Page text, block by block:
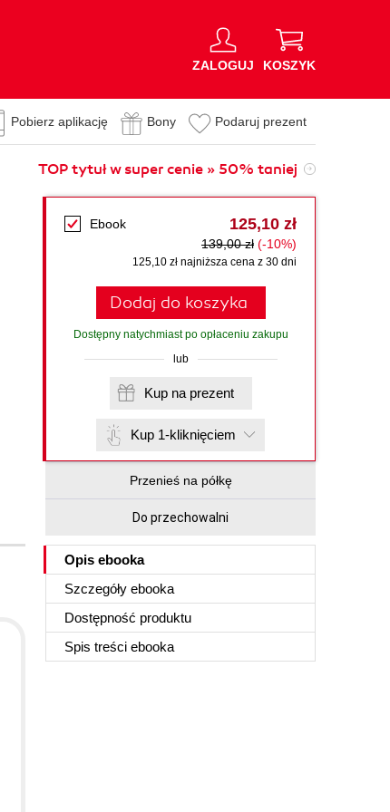
ZALOGUJ KOSZYK
Pobierz aplikację Bony Podaruj prezent
TOP tytuł w super cenie » 50% taniej
Ebook 125,10 zł
139,00 zł (-10%)
125,10 zł najniższa cena z 30 dni
Dodaj do koszyka
Dostępny natychmiast po opłaceniu zakupu
lub
Kup na prezent
Kup 1-kliknięciem
Przenieś na półkę
Do przechowalni
Opis ebooka
Szczegóły ebooka
Dostępność produktu
Spis treści ebooka